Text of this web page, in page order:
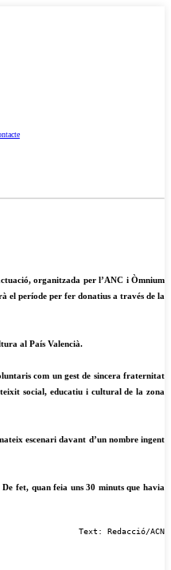
organitzada per l’ANC i Òmnium
el període per fer donatius a través de la
al País Valencià.
com un gest de sincera fraternitat
social, educatiu i cultural de la zona
escenari davant d’un nombre ingent
fet, quan feia uns 30 minuts que havia
Text: Redacció/ACN